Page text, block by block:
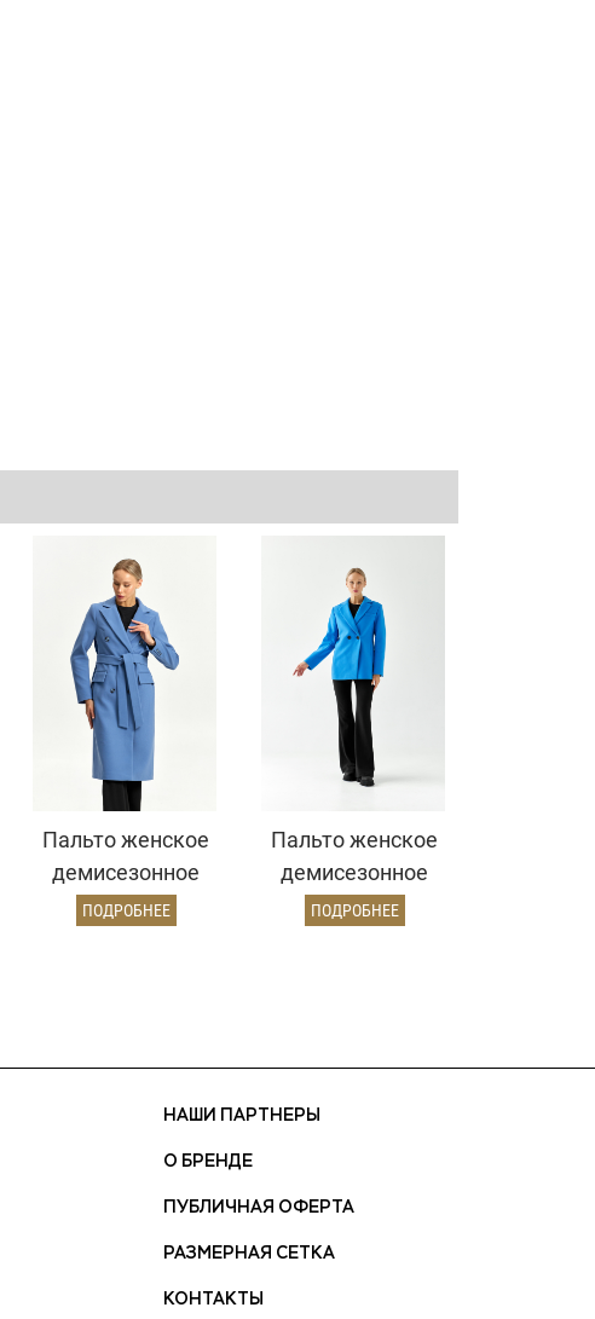
Пальто женское
демисезонное
25775 (серо-
ПОДРОБНЕЕ
Пальто женское
демисезонное
26860 (электрик)
ПОДРОБНЕЕ
НАШИ ПАРТНЕРЫ
О БРЕНДЕ
ПУБЛИЧНАЯ ОФЕРТА
РАЗМЕРНАЯ СЕТКА
КОНТАКТЫ